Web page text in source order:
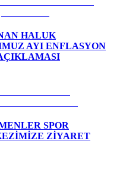
HALUK
AYI ENFLASYON
SPOR
ZİYARET